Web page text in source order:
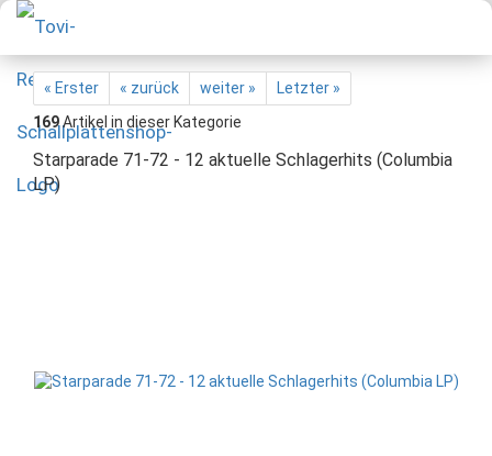
« Erster « zurück weiter »
Letzter »
169Artikel in dieser Kategorie
Starparade 71-72 - 12 aktuelle Schlagerhits (Columbia
LP)